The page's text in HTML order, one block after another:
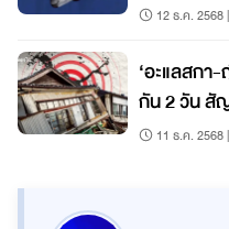
12 ธ.ค. 2568
‘อะแลสกา
กัน 2 วัน สั
11 ธ.ค. 2568